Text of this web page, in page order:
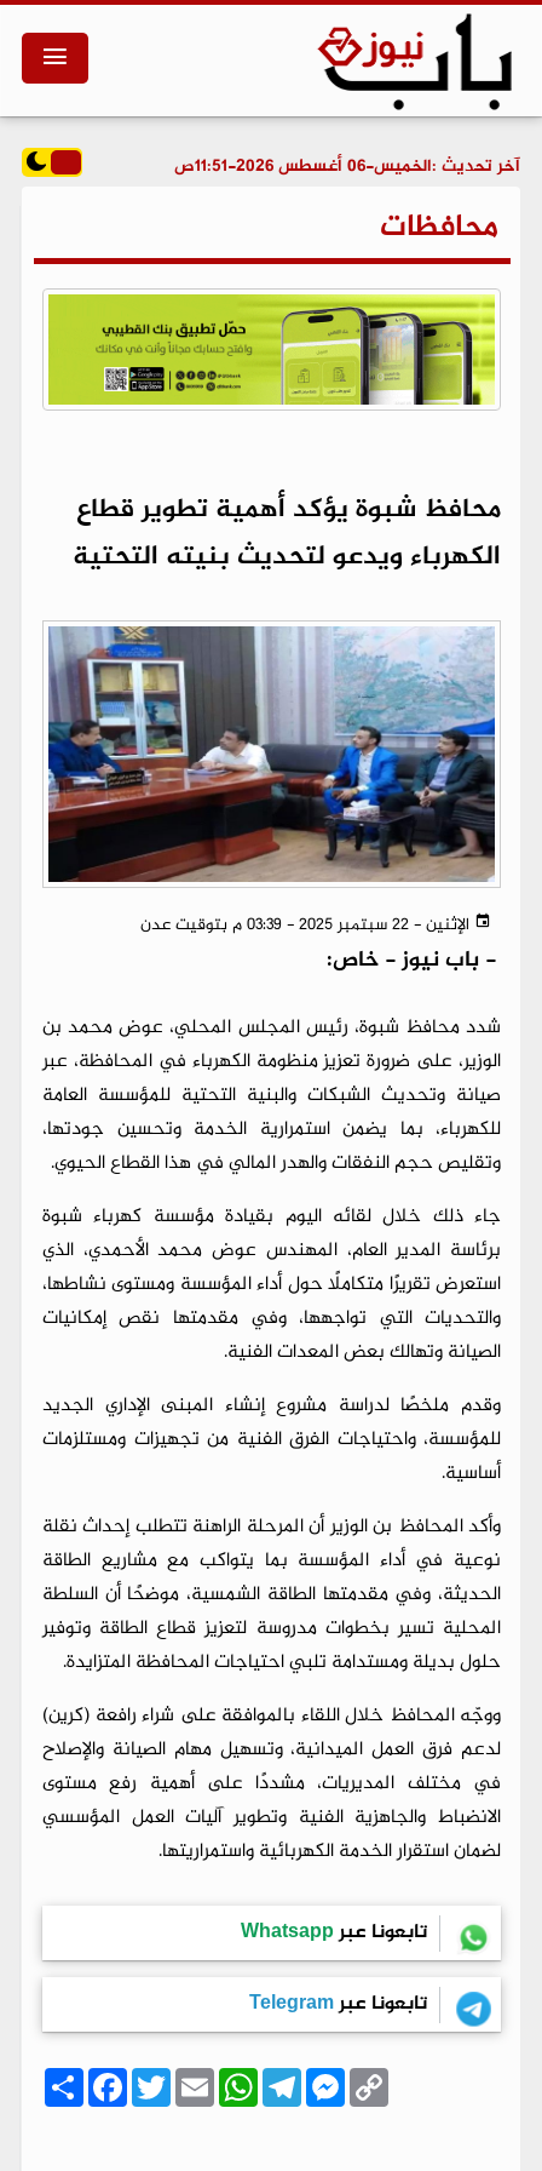
آخر تحديث :الخميس-06 أغسطس 2026-11:51ص
محافظات
محافظ شبوة يؤكد أهمية تطوير قطاع
الكهرباء ويدعو لتحديث بنيته التحتية
الإثنين - 22 سبتمبر 2025 - 03:39 م بتوقيت عدن
- باب نيوز - خاص:
شدد محافظ شبوة، رئيس المجلس المحلي، عوض محمد بن
الوزير، على ضرورة تعزيز منظومة الكهرباء في المحافظة، عبر
صيانة وتحديث الشبكات والبنية التحتية للمؤسسة العامة
للكهرباء، بما يضمن استمرارية الخدمة وتحسين جودتها،
وتقليص حجم النفقات والهدر المالي في هذا القطاع الحيوي.
جاء ذلك خلال لقائه اليوم بقيادة مؤسسة كهرباء شبوة
برئاسة المدير العام، المهندس عوض محمد الأحمدي، الذي
استعرض تقريرًا متكاملًا حول أداء المؤسسة ومستوى نشاطها،
والتحديات التي تواجهها، وفي مقدمتها نقص إمكانيات
الصيانة وتهالك بعض المعدات الفنية.
وقدم ملخصًا لدراسة مشروع إنشاء المبنى الإداري الجديد
للمؤسسة، واحتياجات الفرق الفنية من تجهيزات ومستلزمات
أساسية.
وأكد المحافظ بن الوزير أن المرحلة الراهنة تتطلب إحداث نقلة
نوعية في أداء المؤسسة بما يتواكب مع مشاريع الطاقة
الحديثة، وفي مقدمتها الطاقة الشمسية، موضحًا أن السلطة
المحلية تسير بخطوات مدروسة لتعزيز قطاع الطاقة وتوفير
حلول بديلة ومستدامة تلبي احتياجات المحافظة المتزايدة.
ووجّه المحافظ خلال اللقاء بالموافقة على شراء رافعة (كرين)
لدعم فرق العمل الميدانية، وتسهيل مهام الصيانة والإصلاح
في مختلف المديريات، مشددًا على أهمية رفع مستوى
الانضباط والجاهزية الفنية وتطوير آليات العمل المؤسسي
لضمان استقرار الخدمة الكهربائية واستمراريتها.
تابعونا عبرWhatsapp
تابعونا عبرTelegram
ا
ن
ش
F
a
c
T
wi
E
m
a
W
h
a
T
el
M
e
s
C
o
p